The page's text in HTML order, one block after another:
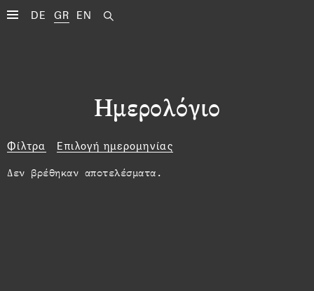
DE GR EN
Ημερολόγιο
Φίλτρα Επιλογή ημερομηνίας
Δεν βρέθηκαν αποτελέσματα.